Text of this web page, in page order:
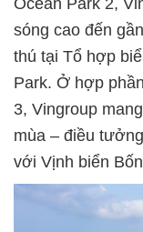
Ocean Park 2,
sóng cao đến
thú tại Tổ hợp
Park. Ở hợp
3, Vingroup
mùa – điều
với Vịnh biển